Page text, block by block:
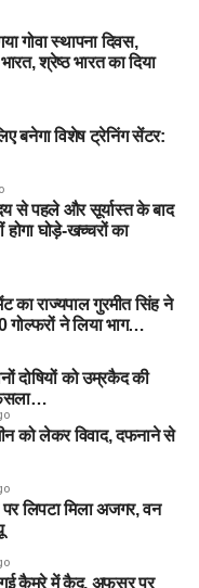
गोवा स्थापना दिवस,
श्रेष्ठ भारत का दिया
बनेगा विशेष ट्रेनिंग सेंटर:
से पहले और सूर्यास्त के बाद
होगा घोड़े-खच्चरों का
का राज्यपाल गुरमीत सिंह ने
गोल्फरों ने लिया भाग…
दोषियों को उम्रकैद की
फैसला…
को लेकर विवाद, दफनाने से
पर लिपटा मिला अजगर, वन
कैमरे में कैद, अफसर पर